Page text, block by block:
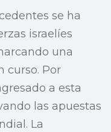
se ha
israelíes
una
curso. Por
a esta
las apuestas
La